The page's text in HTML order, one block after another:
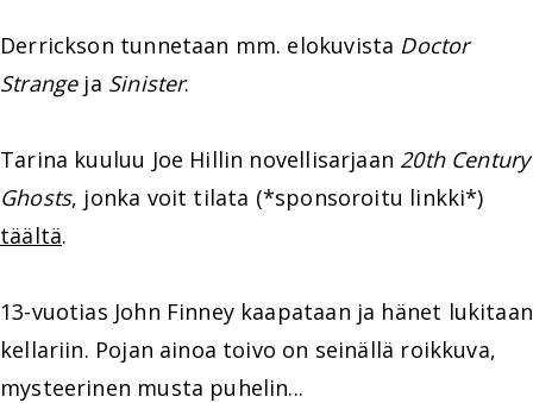
Derrickson tunnetaan mm. elokuvista Doctor
Strangeja Sinister.
Tarina kuuluu Joe Hillin novellisarjaan 20th Century
Ghosts, jonka voit tilata (*sponsoroitu linkki*)
täältä.
13-vuotias John Finney kaapataan ja hänet lukitaan
kellariin. Pojan ainoa toivo on seinällä roikkuva,
mysteerinen musta puhelin...